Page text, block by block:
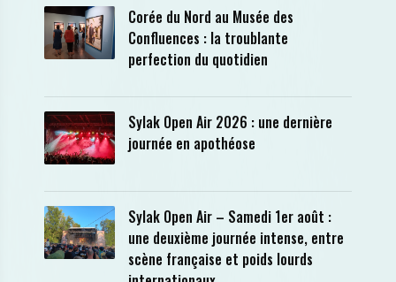
Corée du Nord au Musée des
Confluences : la troublante
perfection du quotidien
Sylak Open Air 2026 : une dernière
journée en apothéose
Sylak Open Air – Samedi 1er août :
une deuxième journée intense, entre
scène française et poids lourds